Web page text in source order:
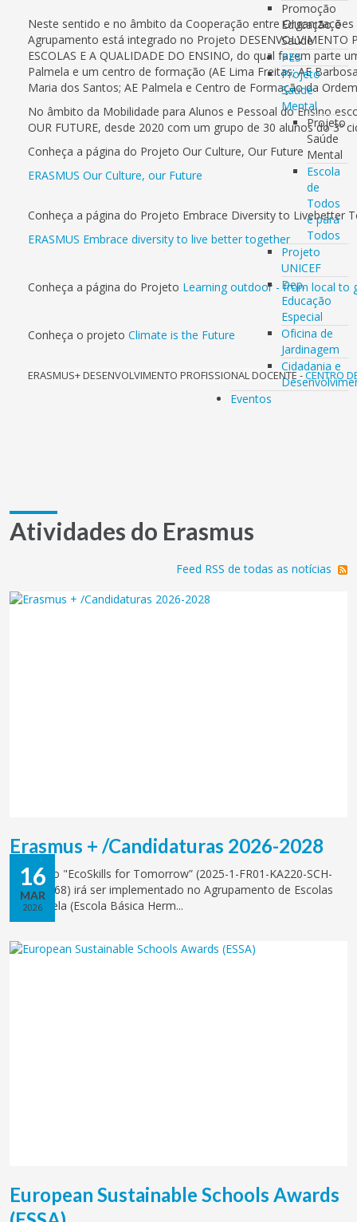
Promoção
Educação e
Saúde
PES
Projeto
Saúde
Mental
Projeto
Saúde
Mental
Escola
de
Todos
e para
Todos
Projeto
UNICEF
Dep.
Educação
Especial
Oficina de
Jardinagem
Cidadania e
Eventos
Neste sentido e no âmbito da Cooperação entre
Agrupamento está integrado no Projeto DESENVOLVIMENTO
ESCOLAS E A QUALIDADE DO ENSINO, do qual fazem parte
Palmela e um centro de formação (AE Lima Freitas; AE
Maria dos Santos; AE Palmela e Centro de Formação da
No âmbito da Mobilidade para Alunos e Pessoal do Ensino
OUR FUTURE, desde 2020 com um grupo de 30 alunos do 3º
Conheça a página do Projeto Our Culture, Our Future
ERASMUS Our Culture, our Future
Conheça a página do Projeto Embrace Diversity to Livebetter
ERASMUS Embrace diversity to live better together
Conheça a página do Projeto Learning outdoor - from local to
Conheça o projeto Climate is the Future
ERASMUS+ DESENVOLVIMENTO PROFISSIONAL DOCENTE -CENTRO
Atividades do Erasmus
Feed RSS de todas as notícias
16
MAR
2026
Erasmus + /Candidaturas 2026-2028
O projeto "EcoSkills for Tomorrow” (2025-1-FR01-KA220-SCH-
000360968) irá ser implementado no Agrupamento de Escolas
de Palmela (Escola Básica Herm...
European Sustainable Schools Awards